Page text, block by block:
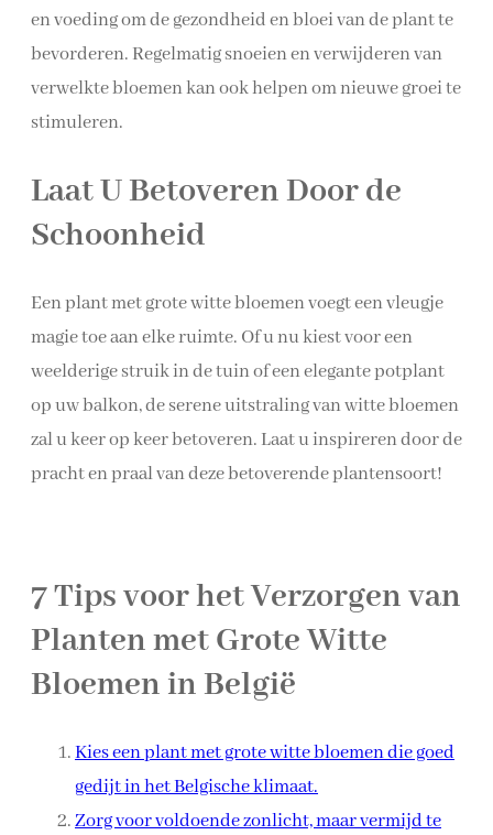
en voeding om de gezondheid en bloei van de plant te
bevorderen. Regelmatig snoeien en verwijderen van
verwelkte bloemen kan ook helpen om nieuwe groei te
stimuleren.
Laat U Betoveren Door de
Schoonheid
Een plant met grote witte bloemen voegt een vleugje
magie toe aan elke ruimte. Of u nu kiest voor een
weelderige struik in de tuin of een elegante potplant
op uw balkon, de serene uitstraling van witte bloemen
zal u keer op keer betoveren. Laat u inspireren door de
pracht en praal van deze betoverende plantensoort!
7 Tips voor het Verzorgen van
Planten met Grote Witte
Bloemen in België
Kies een plant met grote witte bloemen die goed
gedijt in het Belgische klimaat.
Zorg voor voldoende zonlicht, maar vermijd te